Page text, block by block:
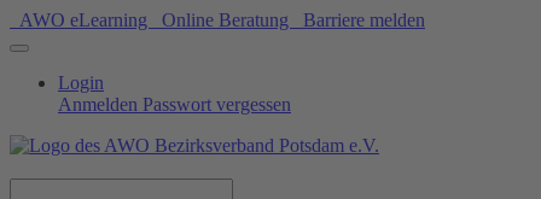
AWO eLearning Online Beratung Barriere melden
Login
Anmelden Passwort vergessen